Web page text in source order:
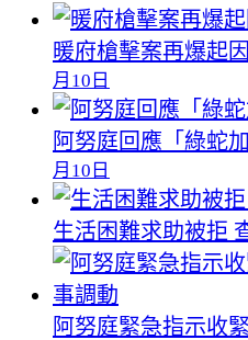
暖府槍擊案再爆起
月10日
阿努庭回應「綠蛇
月10日
生活困難求助被拒
阿努庭緊急指示收